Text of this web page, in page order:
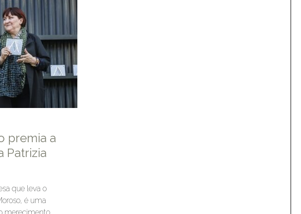
premia a
Patrizia
que leva o
é uma